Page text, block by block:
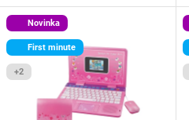
Novinka
First minute
+2